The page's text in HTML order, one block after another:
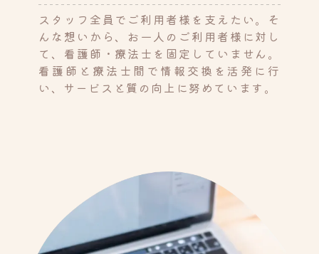
スタッフ全員でご利用者様を支えたい。そ
んな想いから、お一人のご利用者様に対し
て、看護師・療法士を固定していません。
看護師と療法士間で情報交換を活発に行
い、サービスと質の向上に努めています。